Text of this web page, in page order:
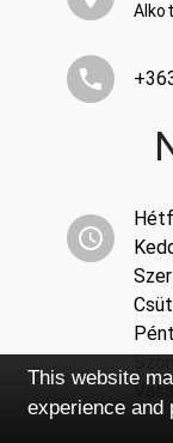
This website
experience and